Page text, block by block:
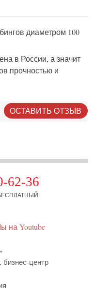
диаметром 100
в России, а значит
прочностью и
ОСТАВИТЬ ОТЗЫВ
62-36
, бизнес-центр